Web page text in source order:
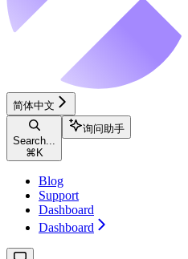
简体中文
Search...
⌘ K
询问助手
Blog
Support
Dashboard
Dashboard